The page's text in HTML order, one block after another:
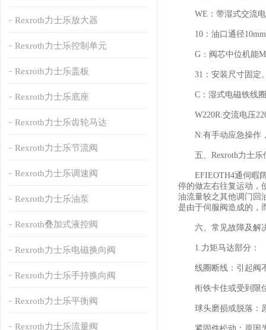
Rexroth力士乐放大器
Rexroth力士乐控制单元
Rexroth力士乐盖板
Rexroth力士乐底座
Rexroth力士乐齿轮马达
Rexroth力士乐节流阀
Rexroth力士乐调速阀
Rexroth力士乐油泵
Rexroth叠加式液控阀
Rexroth力士乐电磁换向阀
Rexroth力士乐手持换向阀
Rexroth力士乐平衡阀
Rexroth力士乐流量阀
WE：带湿式交流电
10：油口通径10mm
G：阀芯中位机能M
31：安装尺寸固定
C：湿式电磁铁线
W220R:交流电压
N:有手动应急操作
五、Rexroth力士乐
EFIEOTH4通伺暇阔
停的做左右往复运动，
油流量较之其他调门回
是由于伺服阀造成的，
六、常见故障及解
1.力矩马达部分：
线圈断线：引起阀
衔铁卡住或受到限位
球头磨损或脱落：原